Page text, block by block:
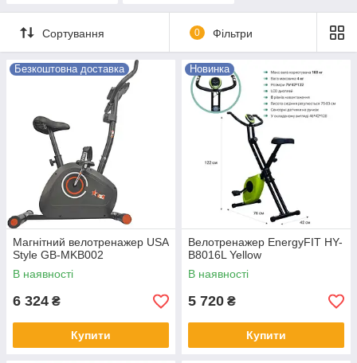
Сортування 0 Фільтри
Безкоштовна доставка
Магнітний велотренажер USA
Style GB-MKB002
В наявності
6 324 ₴
Купити
Новинка
Велотренажер EnergyFIT HY-
B8016L Yellow
В наявності
5 720 ₴
Купити